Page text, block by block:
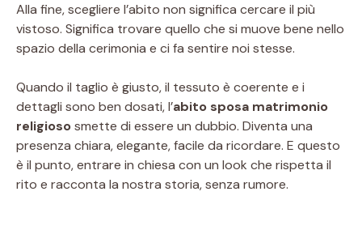
Alla fine, scegliere l’abito non significa cercare il più
vistoso. Significa trovare quello che si muove bene nello
spazio della cerimonia e ci fa sentire noi stesse.
Quando il taglio è giusto, il tessuto è coerente e i
dettagli sono ben dosati, l’abito sposa matrimonio
religiososmette di essere un dubbio. Diventa una
presenza chiara, elegante, facile da ricordare. E questo
è il punto, entrare in chiesa con un look che rispetta il
rito e racconta la nostra storia, senza rumore.